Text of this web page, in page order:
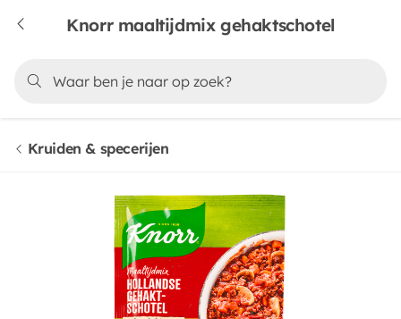
Knorr maaltijdmix gehaktschotel
Kruiden & specerijen